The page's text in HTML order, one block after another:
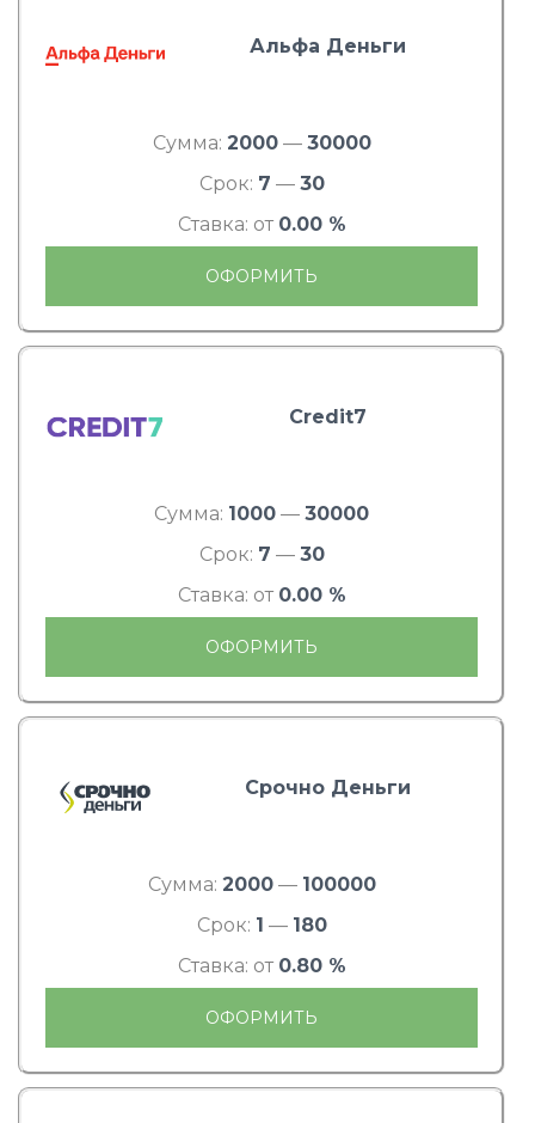
Альфа Деньги
Сумма: 2000— 30000
Срок: 7 — 30
Ставка: от 0.00 %
ОФОРМИТЬ
Credit7
Сумма: 1000 — 30000
Срок: 7 — 30
Ставка: от 0.00 %
ОФОРМИТЬ
Срочно Деньги
Сумма: 2000— 100000
Срок: 1 — 180
Ставка: от 0.80 %
ОФОРМИТЬ